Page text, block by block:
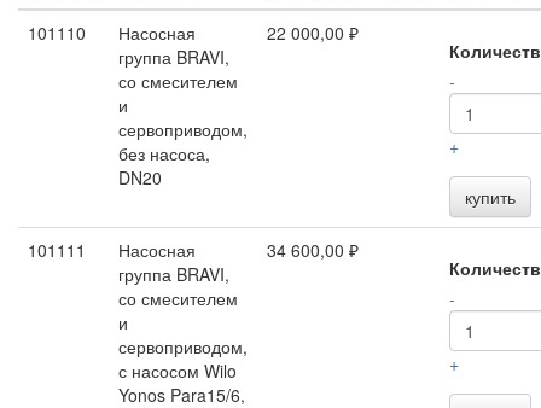
101110
Насосная
группа BRAVI,
со смесителем
и
сервоприводом,
без насоса,
DN20
22 000,00 ₽
-
+
купить
101111
Насосная
группа BRAVI,
со смесителем
и
сервоприводом,
с насосом Wilo
Yonos Para15/6,
34 600,00 ₽
-
+